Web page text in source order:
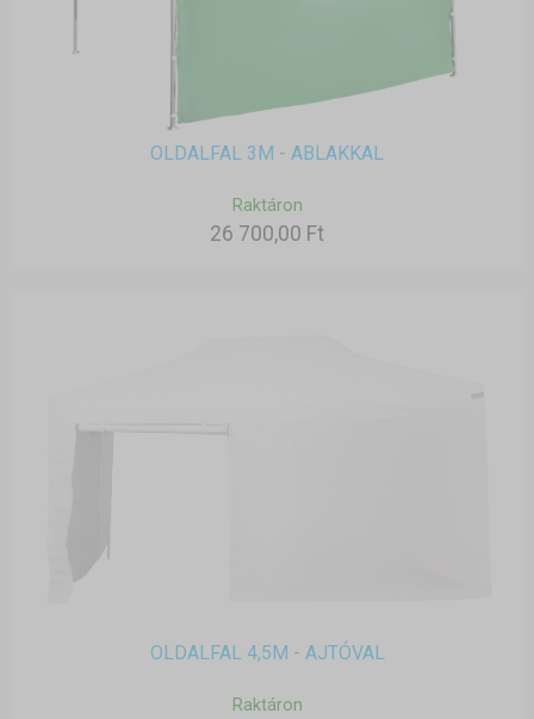
OLDALFAL 3M - ABLAKKAL
Raktáron
26 700,00 Ft
OLDALFAL 4,5M - AJTÓVAL
Raktáron